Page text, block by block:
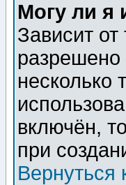
Могу ли я
Зависит
разрешено
несколько
включён,
при
Вернуться